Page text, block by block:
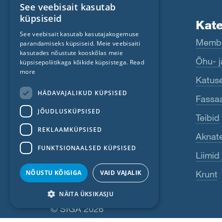
Tooted
Fentrim
Majrex
Wigluv
rohkem näha
Õhu-
Teibid
Liimid
Krunt
© SIGA 2026
Jaluse navigeerimisriba
FRENCH
CZECH
LATVIAN
POLISH
NORWEGIAN
See veebisait kasutab
küpsiseid
See veebisait kasutab kasutajakogemuse
parandamiseks küpsiseid. Meie veebisaiti
kasutades nõustute kooskõlas meie
küpsisepoliitikaga kõikide küpsistega. Read
more
HÄDAVAJALIKUD KÜPSISED
JÕUDLUSKÜPSISED
REKLAAMKÜPSISED
FUNKTSIONAALSED KÜPSISED
NÕUSTU KÕIGIGA VAID VAJALIK
NÄITA ÜKSIKASJU